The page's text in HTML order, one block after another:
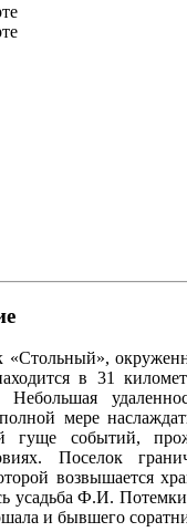
«Стольный»,
в 31
Небольшая
мере
гуще событий,
Поселок
возвышается
усадьба Ф.И.
и бывшего